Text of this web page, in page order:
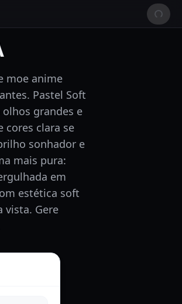
moe anime
Pastel Soft
grandes e
cores clara se
sonhador e
mais pura:
em
estética soft
vista. Gere